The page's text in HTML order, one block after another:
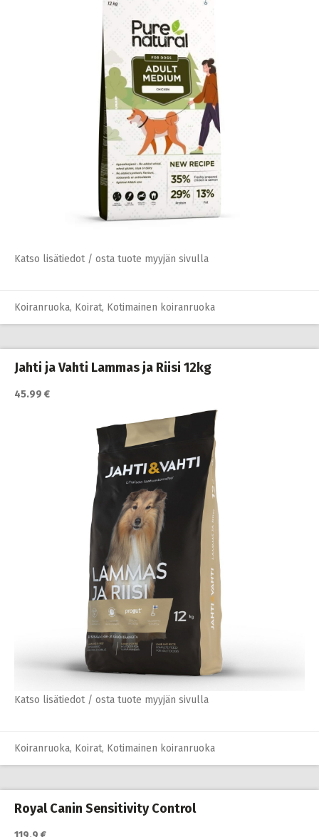
Katso lisätiedot / osta tuote myyjän sivulla
Koiranruoka, Koirat, Kotimainen koiranruoka
Jahti ja Vahti Lammas ja Riisi 12kg
45.99 €
Katso lisätiedot / osta tuote myyjän sivulla
Koiranruoka, Koirat, Kotimainen koiranruoka
Royal Canin Sensitivity Control